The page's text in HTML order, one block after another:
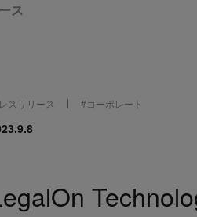
ス
スリリース #コーポレート